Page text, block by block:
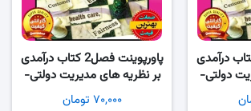
فصل3 کتاب درآمدی
دولتی-
پاورپوینت فصل2 کتاب درآمدی
بر نظریه های مدیریت دولتی-
طهماسبی۷۰,۰۰۰ تومان